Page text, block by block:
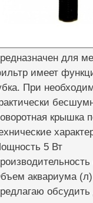
для
имеет
При
крышка
5 Вт
аквариума